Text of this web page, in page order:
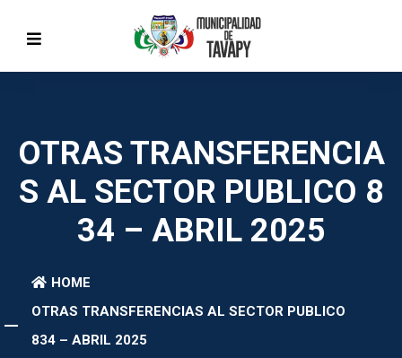
OTRAS TRANSFERENCIA
S AL SECTOR PUBLICO 8
34 – ABRIL 2025
HOME
OTRAS TRANSFERENCIAS AL SECTOR PUBLICO
834 – ABRIL 2025